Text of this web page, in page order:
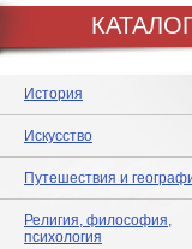
История
Искусство
Путешествия и
Религия, философия,
психология